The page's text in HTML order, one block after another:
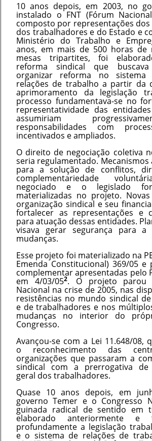
10 anos depois, em 2003, no
instalado o FNT (Fórum
composto por representações
dos trabalhadores e do Estado e
Ministério do Trabalho e
anos, em mais de 500 horas de
mesas tripartites, foi
reforma sindical que
organizar reforma no
relações de trabalho a partir da
aprimoramento da legislação
processo fundamentava-se no
representatividade das
assumiriam
responsabilidades com
incentivados e ampliados.
O direito de negociação coletiva
seria regulamentado. Mecanismos
para a solução de conflitos,
complementariedade
negociado e o legislado
materializadas no projeto.
organização sindical e seu
fortalecer as representações e
para atuação dessas entidades.
visava gerar segurança para a
mudanças.
Esse projeto foi materializado na
Emenda Constitucional) 369/05
complementar apresentadas pelo
em 4/03/052. O projeto parou
Nacional na crise de 2005, nas
resistências no mundo sindical
e de trabalhadores e nos
mudanças no interior do
Congresso.
Avançou-se com a Lei 11.648/08,
o reconhecimento das
organizações que passaram a
sindical com a prerrogativa de
geral dos trabalhadores.
Quase 10 anos depois, em
governo Temer e o Congresso
guinada radical de sentido em
elaborado anteriormente e
profundamente a legislação
e o sistema de relações de